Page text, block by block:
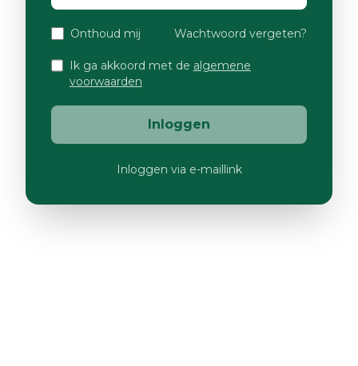
Onthoud mij Wachtwoord vergeten?
Ik ga akkoord met de algemene
voorwaarden
Inloggen
Inloggen via e-maillink